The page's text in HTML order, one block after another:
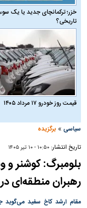
خزر؛ ترکمانچای جدید یا یک
تاریخی؟
قیمت روز خودرو ۱۷ مرداد ۱۴۰۵
سیاسی »برگزیده
تاریخ انتشار:۱۰:۵۰ - ۱۰ تير ۱۴۰۵
بلومبرگ: کوشنر
رهبران منطقه‌ای
مقام ارشد کاخ سفید می‌گوید